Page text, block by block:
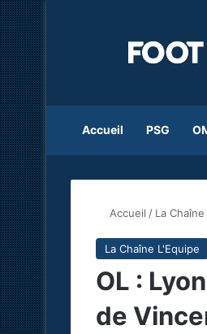
Accueil PSG
Accueil / La
La Chaîne L'Equipe
OL :
de